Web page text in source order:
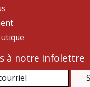
à notre infolettre